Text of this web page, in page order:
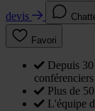
devis
Favori
Depuis
conférenciers
Plus de
L'équipe